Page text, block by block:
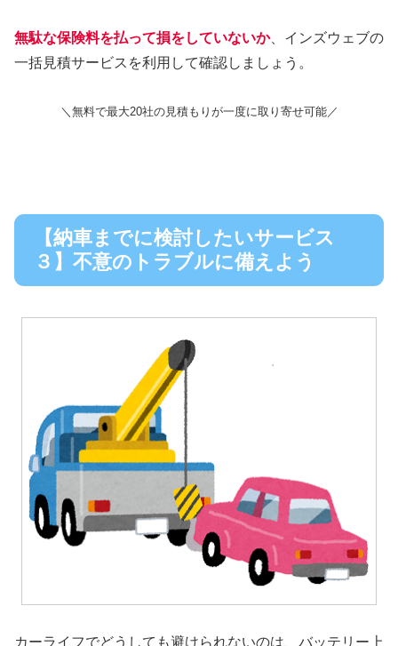
無駄な保険料を払って損をしていないか、インズウェブの
一括見積サービスを利用して確認しましょう。
＼無料で最大20社の見積もりが一度に取り寄せ可能／
【納車までに検討したいサービス
３】不意のトラブルに備えよう
カーライフでどうしても避けられないのは、バッテリー上